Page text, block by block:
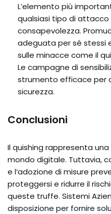
L’elemento più
qualsiasi tipo di
consapevolezza.
adeguata per sé stessi
sulle minacce come il
Le campagne di
strumento efficace per
sicurezza.
Conclusioni
Il quishing rappresenta
mondo digitale. Tuttavia,
e l’adozione di misure
proteggersi e ridurre il
queste truffe. Sistemi
disposizione per fornire